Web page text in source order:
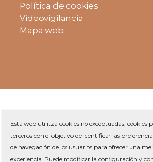
Política de cookies
Videovigilancia
Mapa web
Plaza de Jaume Balmes
Esta web utilitza cookies no exceptuadas, cookies
terceros con el objetivo de identificar las
de navegación de los usuarios para ofrecer una
experiencia. Puede modificar la configuración y